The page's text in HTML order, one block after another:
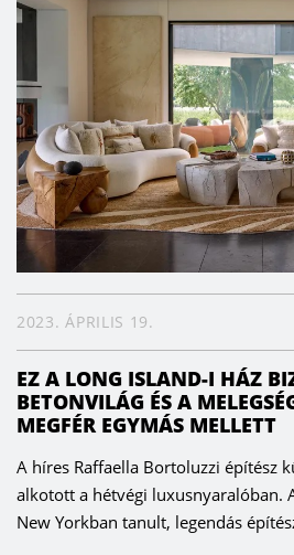
2023. ÁPRILIS 19.
EZ A LONG ISLAND-I HÁZ
BETONVILÁG ÉS A
MEGFÉR EGYMÁS MELLETT
A híres Raffaella Bortoluzzi építész
alkotott a hétvégi luxusnyaralóban.
New Yorkban tanult, legendás